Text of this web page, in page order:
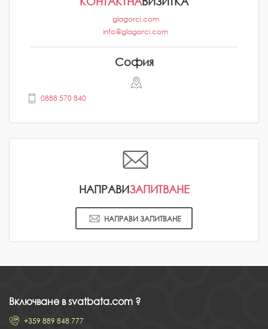
glagorci.com
info@glagorci.com
София
0888 570 840
НАПРАВИЗАПИТВАНЕ
НАПРАВИ ЗАПИТВАНЕ
Включване в svatbata.com ?
+359 889 848 777